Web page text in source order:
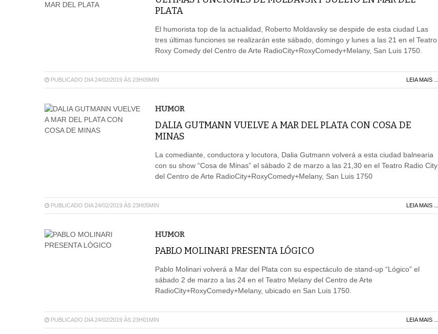
PLATA
El humorista top de la actualidad, Roberto Moldavsky se despide de esta ciudad Las
tres últimas funciones se realizarán este sábado, domingo y lunes a las 21 en el Teatro
Roxy Comedy del Centro de Arte RadioCity+RoxyComedy+Melany, San Luis 1750.
PUBLICADO DIA 24/02/2019 ÀS 23H09MIN LEIA MAIS ...
HUMOR
DALIA GUTMANN VUELVE A MAR DEL PLATA CON COSA DE
MINAS
La comediante, conductora y locutora, Dalia Gutmann volverá a esta ciudad balnearia
con su show “Cosa de Minas” el sábado 2 de marzo a las 21,30 en el Teatro Radio City
del Centro de Arte RadioCity+RoxyComedy+Melany, San Luis 1750
PUBLICADO DIA 24/02/2019 ÀS 23H05MIN LEIA MAIS ...
HUMOR
PABLO MOLINARI PRESENTA LÓGICO
Pablo Molinari volverá a Mar del Plata con su espectáculo de stand-up “Lógico” el
sábado 2 de marzo a las 24 en el Teatro Melany del Centro de Arte
RadioCity+RoxyComedy+Melany, ubicado en San Luis 1750.
PUBLICADO DIA 24/02/2019 ÀS 23H01MIN LEIA MAIS ...